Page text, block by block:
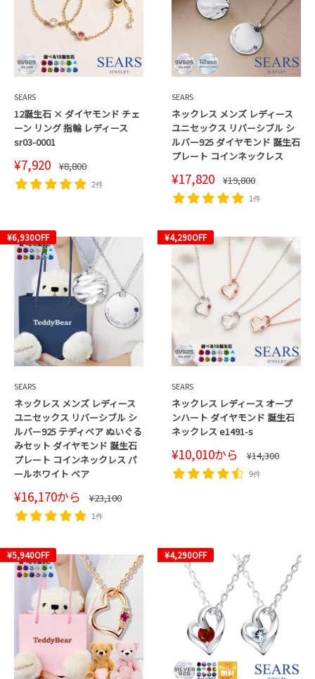
SEARS
12誕生石 × ダイヤモンド チェ
ーン リング 指輪 レディース
sr03-0001
販
売
価
¥7,920 通
常
価
格
¥8,800
2件
SEARS
ネックレス メンズ レディース
ユニセックス リバーシブル シ
ルバー925 ダイヤモンド 誕生石
プレート コインネックレス
販
売
価
¥17,820 通
常
価
格
¥19,800
1件
¥6,930OFF
SEARS
ネックレス メンズ レディース
ユニセックス リバーシブル シ
ルバー925 テディベア ぬいぐる
みセット ダイヤモンド 誕生石
プレート コインネックレス パ
ールホワイト ベア
販
売
価
¥16,170から 通
常
価
格
¥23,100
1件
¥4,290OFF
SEARS
ネックレス レディース オープ
ンハート ダイヤモンド 誕生石
ネックレス e1491-s
販
売
価
¥10,010から 通
常
価
格
¥14,300
9件
¥5,940OFF ¥4,290OFF